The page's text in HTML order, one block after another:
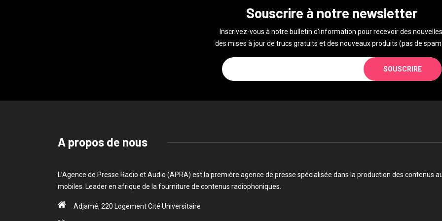
Souscrire à notre newsletter
Inscrivez-vous à notre bulletin d'information pour recevoir des
des mises à jour de trucs gratuits et des nouveaux produits (pas de spam
SOUSCRIRE
A propos de nous
L’Agence de Presse Radio et Audio (APRA) est la première agence de presse spécialisée dans la production des contenus
mobiles. Leader en afrique de la fourniture de contenus radiophoniques.
Adjamé, 220 Logement Cité Universitaire